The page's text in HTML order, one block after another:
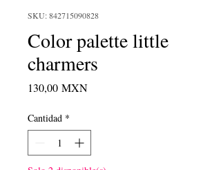
SKU: 842715090828
Color palette little
charmers
130,00 MXNPrecio
Cantidad *